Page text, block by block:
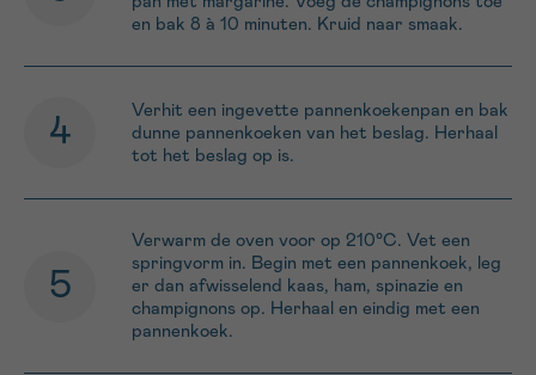
en bak 8 à 10 minuten. Kruid naar smaak.
Verhit een ingevette pannenkoekenpan en bak
dunne pannenkoeken van het beslag. Herhaal
tot het beslag op is.
Verwarm de oven voor op 210°C. Vet een
springvorm in. Begin met een pannenkoek, leg
er dan afwisselend kaas, ham, spinazie en
champignons op. Herhaal en eindig met een
pannenkoek.